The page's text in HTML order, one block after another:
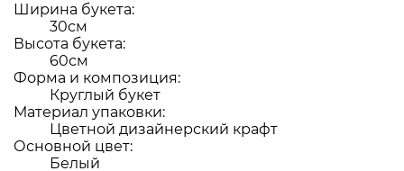
Ширина букета:
30см
Высота букета:
60см
Форма и композиция:
Круглый букет
Материал упаковки:
Цветной дизайнерский крафт
Основной цвет:
Белый